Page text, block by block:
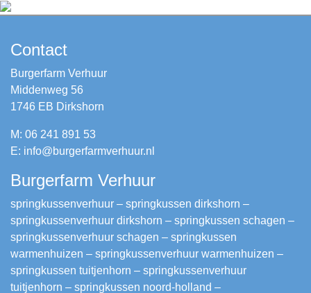
Contact
Burgerfarm Verhuur
Middenweg 56
1746 EB Dirkshorn
M: 06 241 891 53
E: info@burgerfarmverhuur.nl
Burgerfarm Verhuur
springkussenverhuur – springkussen dirkshorn –
springkussenverhuur dirkshorn – springkussen schagen –
springkussenverhuur schagen – springkussen
warmenhuizen – springkussenverhuur warmenhuizen –
springkussen tuitjenhorn – springkussenverhuur
tuitjenhorn – springkussen noord-holland –